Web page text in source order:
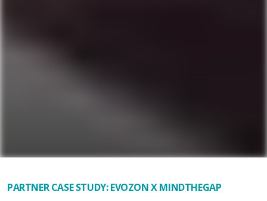
PARTNER CASE STUDY: EVOZON X MINDTHEGAP